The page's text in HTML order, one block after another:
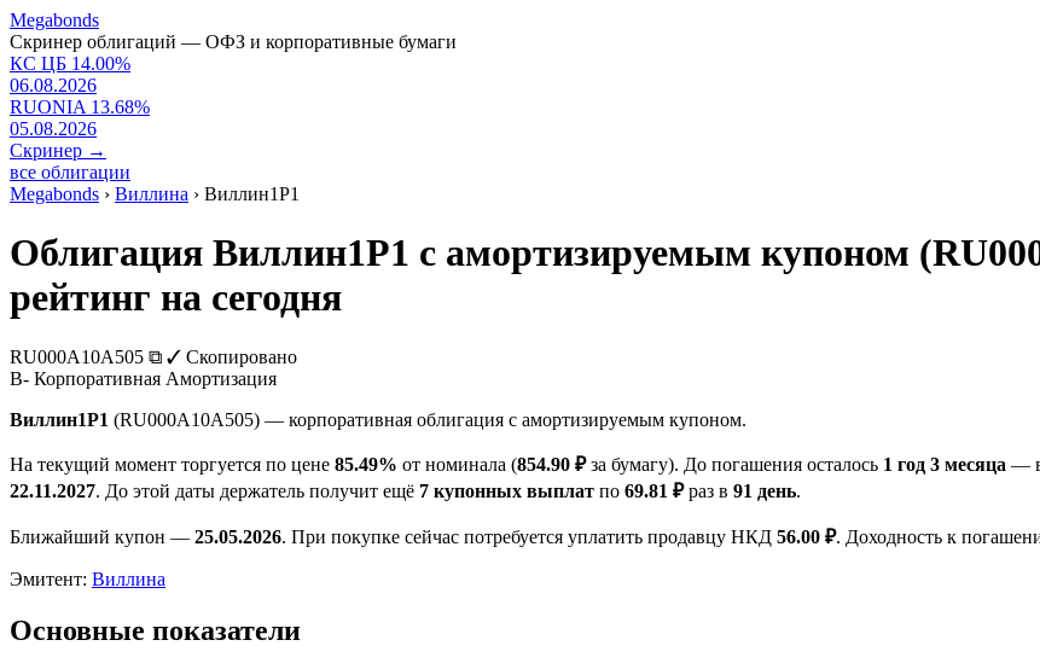
Megabonds
Скринер облигаций — ОФЗ и корпоративные бумаги
КС ЦБ 14.00%
06.08.2026
RUONIA 13.68%
05.08.2026
Скринер →
все облигации
Megabonds › Виллина › Виллин1P1
Облигация Виллин1P1 с амортизируемым купоном
рейтинг на сегодня
RU000A10A505 ⧉ ✓ Скопировано
B- Корпоративная Амортизация
Виллин1P1 (RU000A10A505) — корпоративная облигация с амортизируемым купоном.
На текущий момент торгуется по цене 85.49% от номинала (854.90 ₽за бумагу). До погашения осталось 1 год 3 месяца —
22.11.2027. До этой даты держатель получит ещё 7 купонных выплат по 69.81 ₽раз в 91 день.
Ближайший купон — 25.05.2026. При покупке сейчас потребуется уплатить продавцу НКД 56.00 ₽. Доходность к
Эмитент: Виллина
Основные показатели